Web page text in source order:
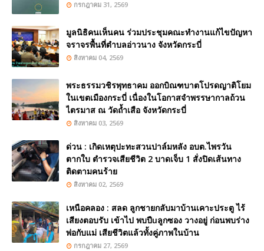
กรกฎาคม 31, 2569
มูลนิธิคนเห็นคน ร่วมประชุมคณะทำงานแก้ไขปัญหา
จราจรพื้นที่ตำบลอ่าวนาง จังหวัดกระบี่
สิงหาคม 04, 2569
พระธรรมวชิรพุทธาคม ออกบิณฑบาตโปรดญาติโยม
ในเขตเมืองกระบี่ เนื่องในโอกาสจำพรรษากาลถ้วน
ไตรมาส ณ วัดถ้ำเสือ จังหวัดกระบี่
สิงหาคม 03, 2569
ด่วน : เกิดเหตุปะทะสวนปาล์มหลัง อบต.ไพรวัน
ตากใบ ตำรวจเสียชีวิต 2 บาดเจ็บ 1 สั่งปิดเส้นทาง
ติดตามคนร้าย
สิงหาคม 02, 2569
เหนือคลอง : สลด ลูกชายกลับมาบ้านเคาะประตู ไร้
เสียงตอบรับ เข้าไป พบปืuลูกซอง วางอยู่ ก่อนพบร่าง
พ่อกับแม่ เสียชีวิตแล้วทั้งคู่ภาพในบ้าน
กรกฎาคม 27, 2569